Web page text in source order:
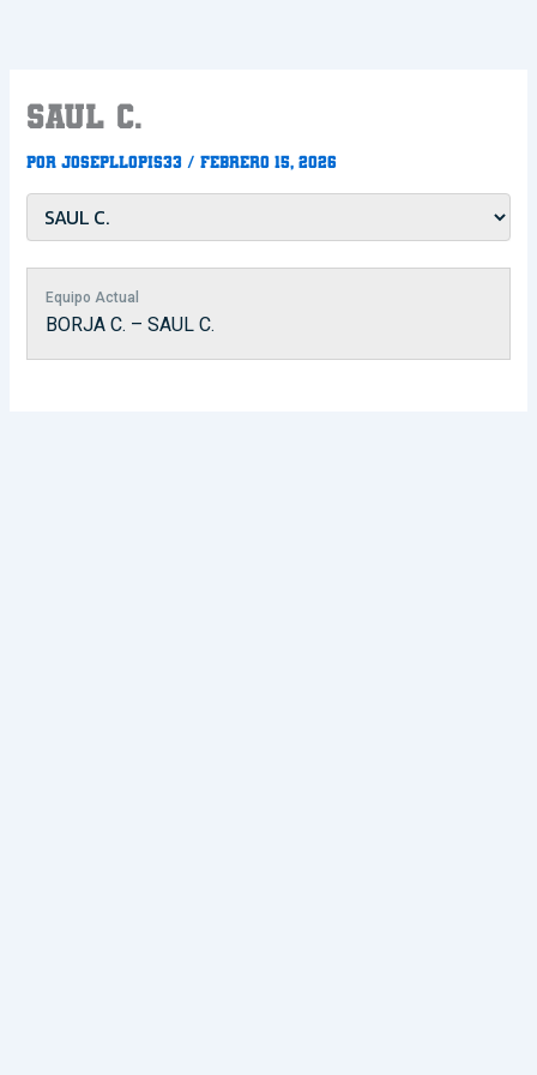
SAUL C.
PorJosepllopis33/febrero 15, 2026
Equipo Actual
BORJA C. – SAUL C.